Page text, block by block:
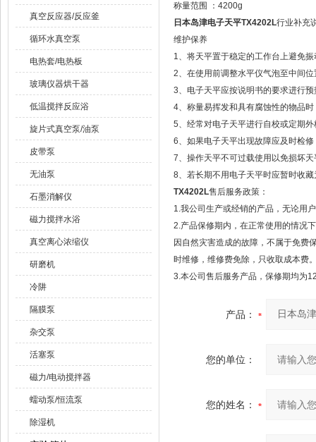
真空反应器/反应釜
循环水真空泵
电热套/电热板
玻璃仪器烘干器
低温搅拌反应浴
旋片式真空泵/油泵
皮带泵
无油泵
石墨消解仪
磁力搅拌水浴
真空离心浓缩仪
研磨机
冷阱
隔膜泵
杂交泵
活塞泵
磁力/电动搅拌器
蠕动泵/恒流泵
除湿机
称量范围 ：4200g
日本岛津电子天平TX4202L行业补充
维护保养
1、将天平置于稳定的工作台上避免
2、在使用前调整水平仪气泡至中间位
3、电子天平应按说明书的要求进行预
4、称量易挥发和具有腐蚀性的物品
5、经常对电子天平进行自校或定期
6、如果电子天平出现故障应及时检修
7、操作天平不可过载使用以免损坏天
8、若长期不用电子天平时应暂时收藏
TX4202L售后服务政策：
1.我公司生产或经销的产品，无论用
2.产品保修期内，在正常使用的情况
因自然灾害造成的故障，不属于免费
时维修，维修费免除，只收取成本费
3.本公司售后服务产品，保修期均为
产品：
您的单位：
您的姓名：